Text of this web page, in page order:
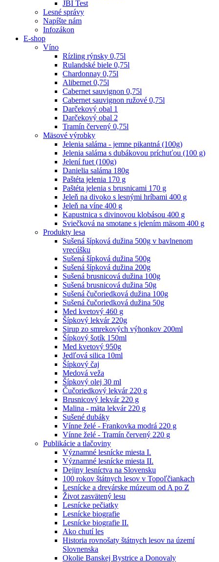
JBI Test
Lesné správy
Napíšte nám
Infozákon
E-shop
Víno
Rízling rýnsky 0,75l
Rulandské biele 0,75l
Chardonnay 0,75l
Alibernet 0,75l
Cabernet sauvignon 0,75l
Cabernet sauvignon ružové 0,75l
Darčekový obal 1
Darčekový obal 2
Tramín červený 0,75l
Mäsové výrobky
Jelenia saláma - jemne pikantná (100g)
Jelenia saláma s dubákovou príchuťou (100 g)
Jelení fuet (100g)
Danielia saláma 180g
Paštéta jelenia 170 g
Paštéta jelenia s brusnicami 170 g
Jeleň na divoko s lesnými hríbami 400 g
Jeleň na víne 400 g
Kapustnica s divinovou klobásou 400 g
Sviečková na smotane s jelením mäsom 400 g
Produkty lesa
Sušená šípková dužina 500g v bavlnenom
vrecúšku
Sušená šípková dužina 500g
Sušená šípková dužina 200g
Sušená brusnicová dužina 100g
Sušená brusnicová dužina 50g
Sušená čučoriedková dužina 100g
Sušená čučoriedková dužina 50g
Med kvetový 460 g
Šípkový lekvár 220g
Sirup zo smrekových výhonkov 200ml
Šípkový šotík 150ml
Med kvetový 950g
Jedľová silica 10ml
Šípkový čaj
Medová veža
Šípkový olej 30 ml
Čučoriedkový lekvár 220 g
Brusnicový lekvár 220 g
Malina - mäta lekvár 220 g
Sušené dubáky
Vínne želé - Frankovka modrá 220 g
Vínne želé - Tramín červený 220 g
Publikácie a tlačoviny
Významné lesnícke miesta I.
Významné lesnícke miesta II.
Dejiny lesníctva na Slovensku
100 rokov štátnych lesov v Topoľčiankach
Lesnícke a drevárske múzeum od A po Z
Život zasvätený lesu
Lesnícke pečiatky
Lesnícke biografie
Lesnícke biografie II.
Ako chutí les
Historia rovnošaty štátnych lesov na území
Slovnenska
Okolie Banskej Bystrice a Donovaly